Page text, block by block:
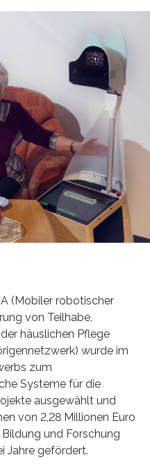
(Mobiler robotischer
von Teilhabe,
häuslichen Pflege
wurde im
zum
Systeme für die
ausgewählt und
von 2,28 Millionen Euro
und Forschung
Jahre gefördert.